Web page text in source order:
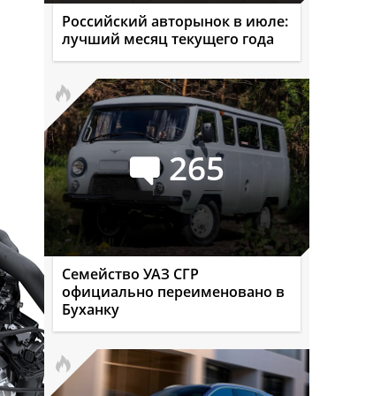
Российский авторынок в июле:
лучший месяц текущего года
265
Семейство УАЗ СГР
официально переименовано в
Буханку